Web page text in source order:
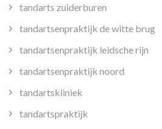
tandarts zuiderburen
tandartsenpraktijk de witte brug
tandartsenpraktijk leidsche rijn
tandartsenpraktijk noord
tandartskliniek
tandartspraktijk